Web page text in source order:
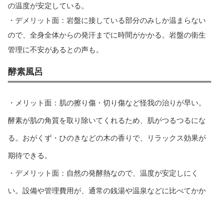
の温度が安定している。
・デメリット面：岩盤に接している部分のみしか温まらない
ので、全身全体からの発汗までに時間がかかる。岩盤の衛生
管理に不安があるとの声も。
酵素風呂
・メリット面：肌の擦り傷・切り傷など怪我の治りが早い。
酵素が肌の角質を取り除いてくれるため、肌がつるつるにな
る。おがくず・ひのきなどの木の香りで、リラックス効果が
期待できる。
・デメリット面：自然の発酵熱なので、温度が安定しにく
い。設備や管理費用が、通常の銭湯や温泉などに比べてかか